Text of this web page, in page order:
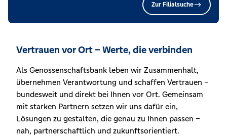
Zur Filialsuche
Vertrauen vor Ort – Werte, die verbinden
Als Genossenschaftsbank leben wir Zusammenhalt,
übernehmen Verantwortung und schaffen Vertrauen –
bundesweit und direkt bei Ihnen vor Ort. Gemeinsam
mit starken Partnern setzen wir uns dafür ein,
Lösungen zu gestalten, die genau zu Ihnen passen –
nah, partnerschaftlich und zukunftsorientiert.